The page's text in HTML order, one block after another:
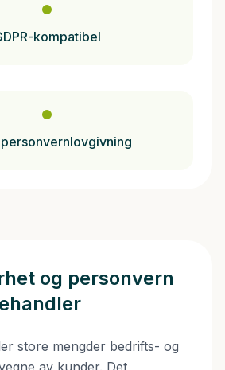
kompatibel
og personvern
store mengder bedrifts- og
av kunder. Det